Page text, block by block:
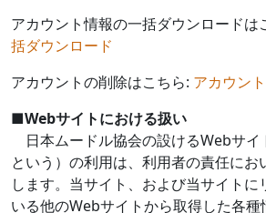
アカウント情報の一括ダウンロードは
括ダウンロード
アカウントの削除はこちら: アカウン
■Webサイトにおける扱い
日本ムードル協会の設けるWebサイ
という）の利用は、利用者の責任にお
します。当サイト、および当サイトに
いる他のWebサイトから取得した各種